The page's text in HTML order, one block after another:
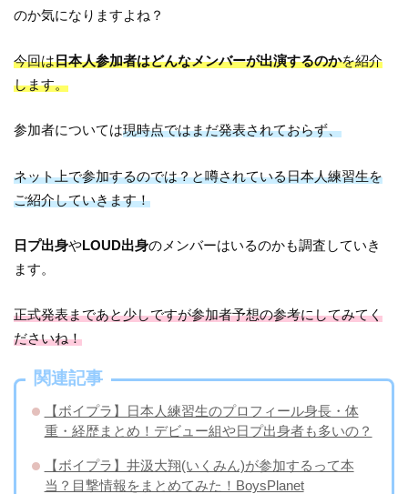
のか気になりますよね？
今回は日本人参加者はどんなメンバーが出演するのかを紹介
します。
参加者については現時点ではまだ発表されておらず、
ネット上で参加するのでは？と噂されている日本人練習生を
ご紹介していきます！
日プ出身やLOUD出身のメンバーはいるのかも調査していき
ます。
正式発表まであと少しですが参加者予想の参考にしてみてく
ださいね！
関連記事
【ボイプラ】日本人練習生のプロフィール身長・体
重・経歴まとめ！デビュー組や日プ出身者も多いの？
【ボイプラ】井汲大翔(いくみん)が参加するって本
当？目撃情報をまとめてみた！BoysPlanet